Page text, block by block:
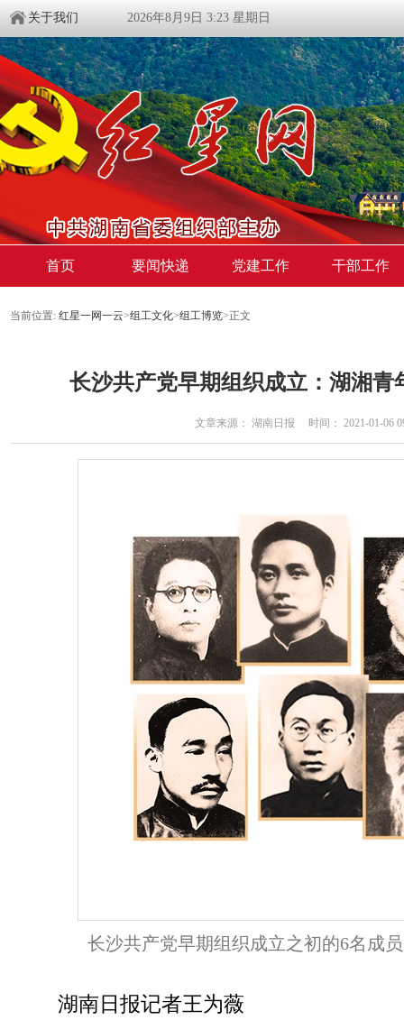
关于我们 2026年8月9日 3:23 星期日
首页 要闻快递 党建工作 干部工作
当前位置: 红星一网一云>组工文化>组工博览>正文
长沙共产党早期组织成立：湖湘青
文章来源： 湖南日报 时间： 2021-01-06
长沙共产党早期组织成立之初的6名成
湖南日报记者王为薇